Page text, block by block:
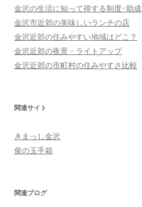
金沢の生活に知って得する制度･助成
金沢市近郊の美味しいランチの店
金沢近郊の住みやすい地域はどこ？
金沢近郊の夜景・ライトアップ
金沢近郊の市町村の住みやすさ比較
関連サイト
きまっし金沢
俊の玉手箱
関連ブログ